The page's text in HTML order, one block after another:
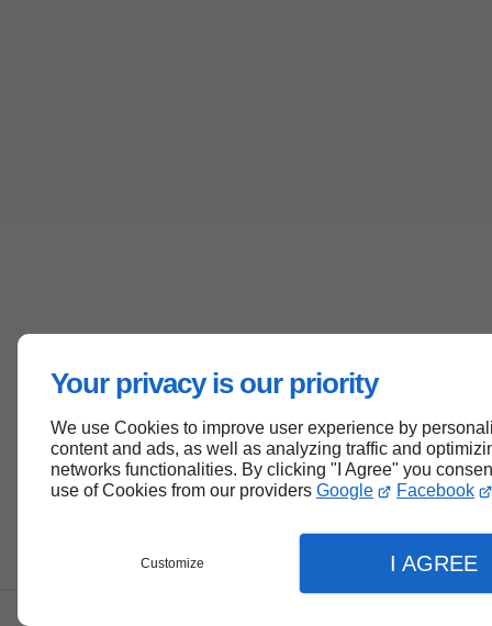
Your privacy is our priority
We use Cookies to improve user experience by
content and ads, as well as analyzing traffic and
networks functionalities. By clicking "I Agree" you
use of Cookies from our providers Google Facebook
Customize I AGREE